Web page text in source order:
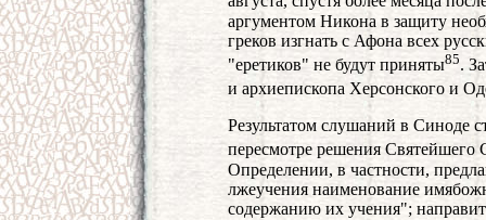
аргументом Никона в защиту
греков изгнать с Афона всех
"еретиков" не будут приняты85.
и архиепископа Херсонского и
Результатом слушаний в Синоде
пересмотре решения
Определении, в частности,
лжеучения наименование
содержанию их учения";